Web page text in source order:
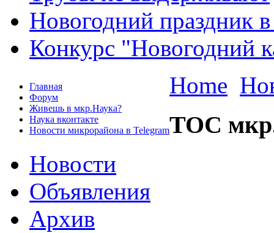
Новогодний праздник
Конкурс "Новогодний
Главная
Форум
Живешь в мкр.Наука?
Наука вконтакте
Новости микрорайона в Telegram
Home
ТОС
Новости
Объявления
Архив